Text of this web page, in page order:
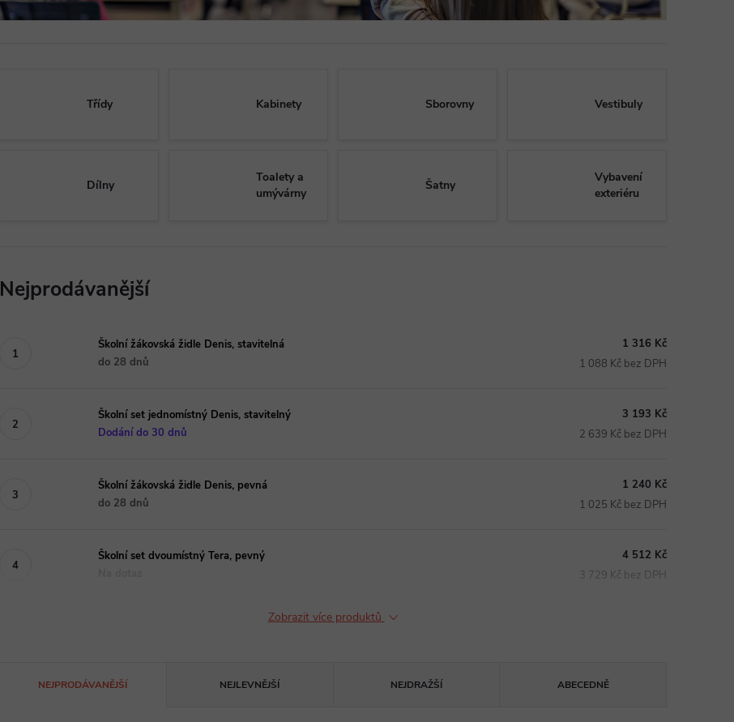
Třídy Kabinety Sborovny Vestibuly
Dílny
Toalety a
umývárny
Šatny
Vybavení
exteriéru
Nejprodávanější
Školní žákovská židle Denis, stavitelná
do 28 dnů
1 316 Kč
1 088 Kč bez DPH
Školní set jednomístný Denis, stavitelný
Dodání do 30 dnů
3 193 Kč
2 639 Kč bez DPH
Školní žákovská židle Denis, pevná
do 28 dnů
1 240 Kč
1 025 Kč bez DPH
Školní set dvoumístný Tera, pevný
4 512 Kč
3 729 Kč bez DPH
Zobrazit více produktů
NEJPRODÁVANĚJŠÍ NEJLEVNĚJŠÍ NEJDRAŽŠÍ ABECEDNĚ